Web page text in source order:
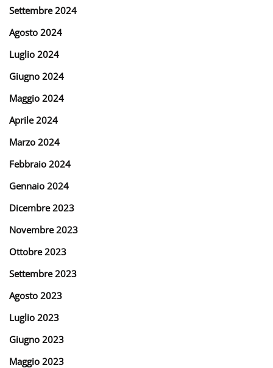
Settembre 2024
Agosto 2024
Luglio 2024
Giugno 2024
Maggio 2024
Aprile 2024
Marzo 2024
Febbraio 2024
Gennaio 2024
Dicembre 2023
Novembre 2023
Ottobre 2023
Settembre 2023
Agosto 2023
Luglio 2023
Giugno 2023
Maggio 2023